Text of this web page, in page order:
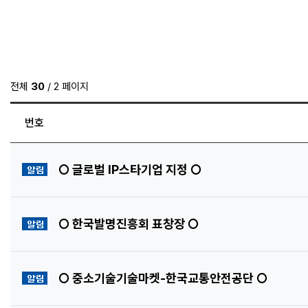
전체 30 / 2 페이지
번호
공지사항
○ 글로벌 IP스타기업 지정 ○
공지사항
○ 한국발명진흥회 표창장 ○
공지사항
○ 중소기술기술마켓-한국교통안전공단 ○